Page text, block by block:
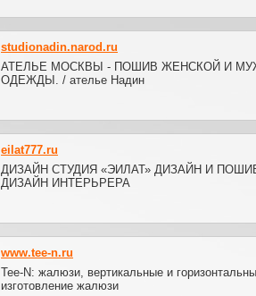
studionadin.narod.ru
АТЕЛЬЕ МОСКВЫ - ПОШИВ ЖЕНСКОЙ И
ОДЕЖДЫ. / ателье Надин
eilat777.ru
ДИЗАЙН СТУДИЯ «ЭИЛАТ» ДИЗАЙН И
ДИЗАЙН ИНТЕРЬРЕРА
www.tee-n.ru
Tee-N: жалюзи, вертикальные и
изготовление жалюзи